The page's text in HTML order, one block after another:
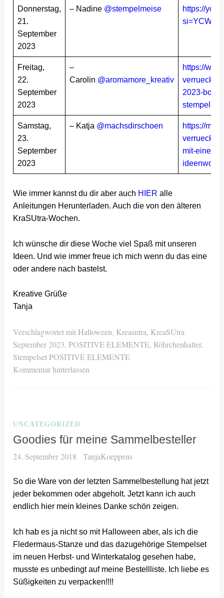
Donnerstag,
21.
September
2023
– Nadine @stempelmeise
https://
Freitag,
22.
September
2023
–
Carolin @aromamore_kreativ
https://
verrueckt-
2023-box-
Samstag,
23.
September
2023
– Katja @machsdirschoen
https://
verrueckt-
mit-einem-
Wie immer kannst du dir aber auch HIERalle
Anleitungen Herunterladen. Auch die von den älteren
KraSUtra-Wochen.
Ich wünsche dir diese Woche viel Spaß mit unseren
Ideen. Und wie immer freue ich mich wenn du das eine
oder andere nach bastelst.
Kreative Grüße
Tanja
Verschlagwortet mitHalloween, Kreasutra, KreaSUtra
September 2023,POSITIVE ELEMENTE,Röhrchenhalter,
Stempelset POSITIVE ELEMENTE
Kommentar hinterlassen
UNCATEGORIZED
Goodies für meine Sammelbesteller
24. September 2018 TanjaKoeppens
So die Ware von der letzten Sammelbestellung hat jetzt
jeder bekommen oder abgeholt. Jetzt kann ich auch
endlich hier mein kleines Danke schön zeigen.
Ich hab es ja nicht so mit Halloween aber, als ich die
Fledermaus-Stanze und das dazugehörige Stempelset
im neuen Herbst- und Winterkatalog gesehen habe,
musste es unbedingt auf meine Bestellliste. Ich liebe es
Süßigkeiten zu verpacken!!!!